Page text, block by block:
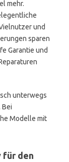
mehr.
und
sparen
Garantie und
unterwegs
Modelle mit
für den